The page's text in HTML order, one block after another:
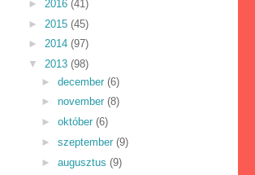
► 2016 (41)
► 2015 (45)
► 2014 (97)
▼ 2013 (98)
► december (6)
► november (8)
► október (6)
► szeptember (9)
► augusztus (9)